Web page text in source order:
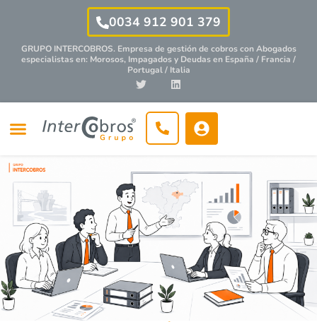
0034 912 901 379
GRUPO INTERCOBROS. Empresa de gestión de cobros conAbogados
especialistasen: Morosos, Impagados y Deudas en España / Francia /
Portugal / Italia